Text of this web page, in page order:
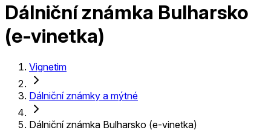
Dálniční známka Bulharsko
(e-vinetka)
Vignetim
Dálniční známky a mýtné
Dálniční známka Bulharsko (e-vinetka)